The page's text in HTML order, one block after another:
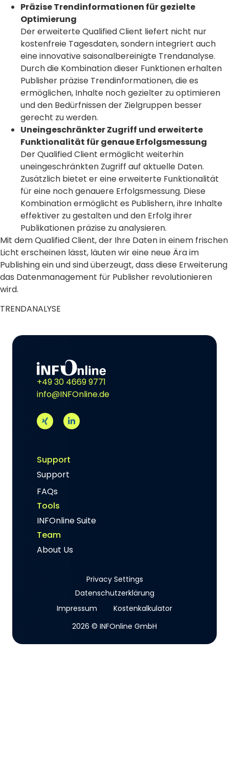
Präzise Trendinformationen für gezielte
Optimierung
Der erweiterte Qualified Client liefert nicht nur
kostenfreie Tagesdaten, sondern integriert auch
eine innovative saisonalbereinigte Trendanalyse.
Durch die Kombination dieser Funktionen erhalten
Publisher präzise Trendinformationen, die es
ermöglichen, Inhalte noch gezielter zu optimieren
und den Bedürfnissen der Zielgruppen besser
gerecht zu werden.
Uneingeschränkter Zugriff und erweiterte
Funktionalität für genaue Erfolgsmessung
Der Qualified Client ermöglicht weiterhin
uneingeschränkten Zugriff auf aktuelle Daten.
Zusätzlich bietet er eine erweiterte Funktionalität
für eine noch genauere Erfolgsmessung. Diese
Kombination ermöglicht es Publishern, ihre Inhalte
effektiver zu gestalten und den Erfolg ihrer
Publikationen präzise zu analysieren.
Mit dem Qualified Client, der Ihre Daten in einem frischen
Licht erscheinen lässt, läuten wir eine neue Ära im
Publishing ein und sind überzeugt, dass diese Erweiterung
das Datenmanagement für Publisher revolutionieren
wird.
TRENDANALYSE
+49 30 4669 9771
info@INFOnline.de
Support
Support
FAQs
Tools
INFOnline Suite
Team
About Us
Privacy Settings
Datenschutzerklärung
Impressum
Kostenkalkulator
2026 © INFOnline GmbH